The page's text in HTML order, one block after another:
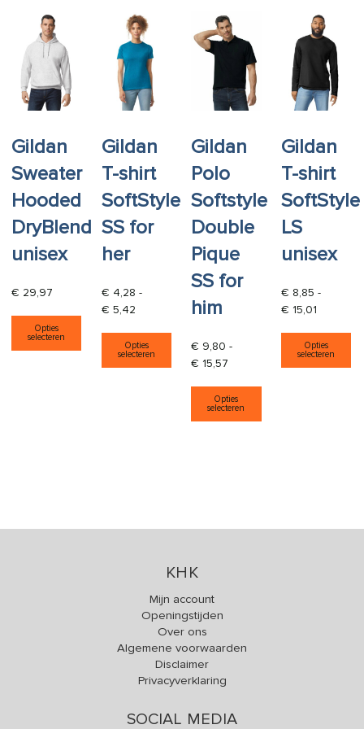
Gildan
Sweater
Hooded
DryBlend
unisex
€ 29,97
Opties
selecteren
Dit product heeft meerdere variaties. Deze optie
Gildan
T-shirt
SoftStyle
SS for
her
€ 4,28 -
€ 5,42Prijsklasse: € 4,28 tot € 5,42
Opties
selecteren
Dit product heeft meerdere
Gildan
Polo
Softstyle
Double
Pique
SS for
him
€ 9,80 -
€ 15,57
Opties
selecteren
Dit product heeft
Gildan
T-shirt
SoftStyle
LS
unisex
€ 8,85 -
€ 15,01
Opties
selecteren
KHK
Mijn account
Openingstijden
Over ons
Algemene voorwaarden
Disclaimer
Privacyverklaring
SOCIAL MEDIA